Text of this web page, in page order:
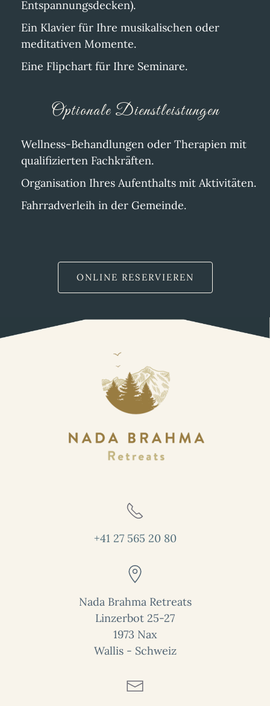
Entspannungsdecken).
Ein Klavier für Ihre musikalischen oder
meditativen Momente.
Eine Flipchart für Ihre Seminare.
Optionale Dienstleistungen
Wellness-Behandlungen oder Therapien mit
qualifizierten Fachkräften.
Organisation Ihres Aufenthalts mit Aktivitäten.
Fahrradverleih in der Gemeinde.
ONLINE RESERVIEREN
+41 27 565 20 80
Nada Brahma Retreats
Linzerbot 25-27
1973 Nax
Wallis - Schweiz